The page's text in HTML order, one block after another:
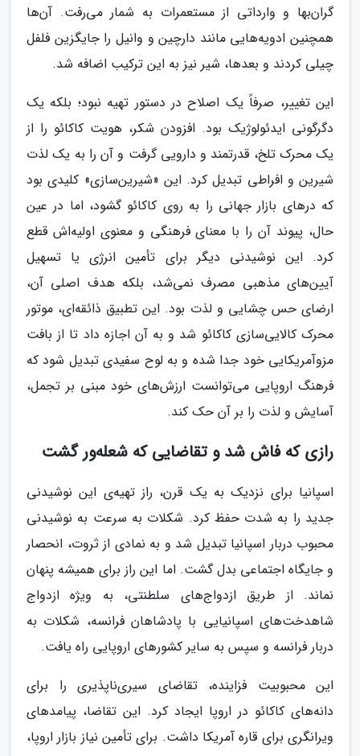
گران‌بها و وارداتی از مستعمرات به شمار می‌رفت. آن‌ها
همچنین ادویه‌هایی مانند دارچین و وانیل را جایگزین فلفل
چیلی کردند و بعدها، شیر نیز به این ترکیب اضافه شد.
این تغییر، صرفاً یک اصلاح در دستور تهیه نبود؛ بلکه یک
دگرگونی ایدئولوژیک بود. افزودن شکر، هویت کاکائو را از
یک محرک تلخ، قدرتمند و دارویی گرفت و آن را به یک لذت
شیرین و افراطی تبدیل کرد. این «شیرین‌سازی» کلیدی بود
که درهای بازار جهانی را به روی کاکائو گشود، اما در عین
حال، پیوند آن را با معنای فرهنگی و معنوی اولیه‌اش قطع
کرد. این نوشیدنی دیگر برای تأمین انرژی یا تسهیل
آیین‌های مذهبی مصرف نمی‌شد، بلکه هدف اصلی آن،
ارضای حس چشایی و لذت بود. این تطبیق ذائقه‌ای، موتور
محرک کالایی‌سازی کاکائو شد و به آن اجازه داد تا از بافت
مزوآمریکایی خود جدا شده و به لوح سفیدی تبدیل شود که
فرهنگ اروپایی می‌توانست ارزش‌های خود مبنی بر تجمل،
آسایش و لذت را بر آن حک کند.
رازی که فاش شد و تقاضایی که شعله‌ور گشت
اسپانیا برای نزدیک به یک قرن، راز تهیه‌ی این نوشیدنی
جدید را به شدت حفظ کرد. شکلات به سرعت به نوشیدنی
محبوب دربار اسپانیا تبدیل شد و به نمادی از ثروت، انحصار
و جایگاه اجتماعی بدل گشت. اما این راز برای همیشه پنهان
نماند. از طریق ازدواج‌های سلطنتی، به ویژه ازدواج
شاهدخت‌های اسپانیایی با پادشاهان فرانسه، شکلات به
دربار فرانسه و سپس به سایر کشورهای اروپایی راه یافت.
این محبوبیت فزاینده، تقاضای سیری‌ناپذیری را برای
دانه‌های کاکائو در اروپا ایجاد کرد. این تقاضا، پیامدهای
ویرانگری برای قاره آمریکا داشت. برای تأمین نیاز بازار اروپا،